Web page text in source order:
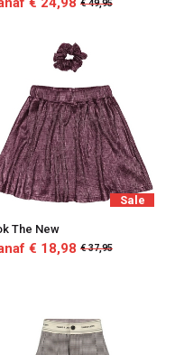
€ 49,95
Sale
The New
€ 18,98 € 37,95